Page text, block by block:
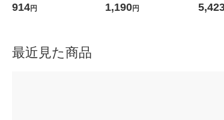
タンダード ファイル（イ
914円
タンダード Ａ４用 約幅２５
1,190円
タンダ
最近見た商品